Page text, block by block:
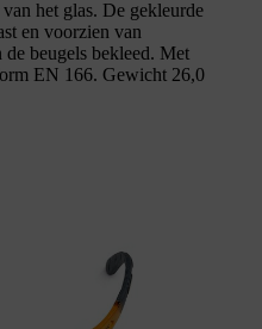
het glas. De gekleurde
en voorzien van
beugels bekleed. Met
EN 166. Gewicht 26,0